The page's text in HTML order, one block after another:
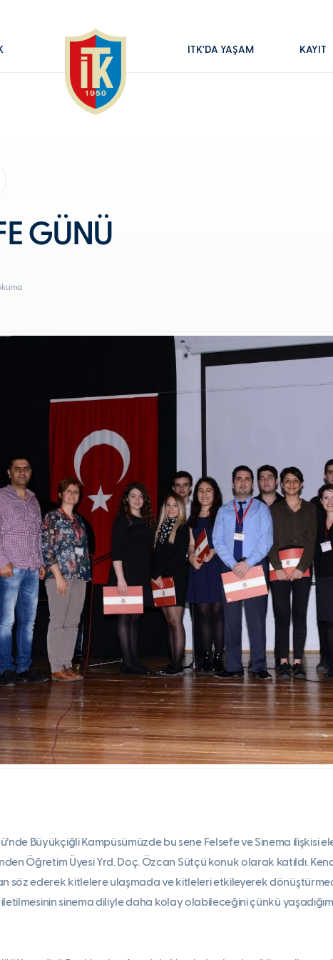
İTK'DA YAŞAM KAYIT
GÜNÜ
Büyükçiğli Kampüsümüzde bu sene Felsefe ve Sinema ilişkisi
Öğretim Üyesi Yrd. Doç. Özcan Sütçü konuk olarak katıldı.
söz ederek kitlelere ulaşmada ve kitleleri etkileyerek
sinema diliyle daha kolay olabileceğini çünkü